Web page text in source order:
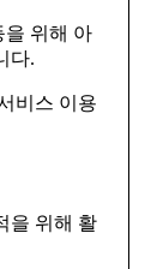
을 위해 아
다.
비스 이용
을 위해 활